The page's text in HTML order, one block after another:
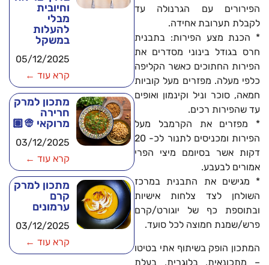
הפירורים עם הגרנולה עד
לקבלת תערובת אחידה.
* הכנת מצע הפירות: בתבנית
חרס בגודל בינוני מסדרים את
הפירות החתוכים כאשר הקליפה
כלפי מעלה. מפזרים מעל קוביות
חמאה, סוכר וניל וקינמון ואופים
עד שהפירות רכים.
* מפזרים את הקרמבל מעל
הפירות ומכניסים לתנור לכ- 20
דקות אשר בסיומם מיצי הפרי
אמורים לבעבע.
* מגישים את התבנית במרכז
השולחן לצד צלחות אישיות
ובתוספת כף של יוגורט/קרם
פרש/שמנת חמוצה לכל סועד.
המתכון הופק בשיתוף אתי בטיטו
– מתכונאית, בלוגרית, בעלת
וחיובית
מבלי
להעלות
במשקל
05/12/2025
קרא עוד ←
מתכון למרק
חרירה
מרוקאי 👳🏽
03/12/2025
קרא עוד ←
מתכון למרק
קרם
ערמונים
03/12/2025
קרא עוד ←